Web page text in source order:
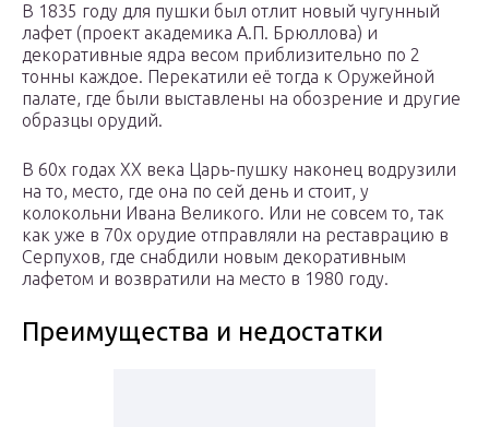
В 1835 году для пушки был отлит новый чугунный
лафет (проект академика А.П. Брюллова) и
декоративные ядра весом приблизительно по 2
тонны каждое. Перекатили её тогда к Оружейной
палате, где были выставлены на обозрение и другие
образцы орудий.
В 60х годах ХХ века Царь-пушку наконец водрузили
на то, место, где она по сей день и стоит, у
колокольни Ивана Великого. Или не совсем то, так
как уже в 70х орудие отправляли на реставрацию в
Серпухов, где снабдили новым декоративным
лафетом и возвратили на место в 1980 году.
Преимущества и недостатки